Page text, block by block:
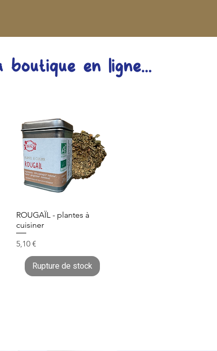
en ligne...
ROUGAÏL - plantes à
cuisiner
Prix
5,10 €
Rupture de stock